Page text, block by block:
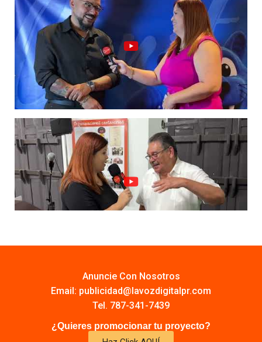
Anuncie Con Nosotros
Email: publicidad@lavozdigitalpr.com
Tel. 787-341-7439
¿Quieres promocionar tu proyecto?